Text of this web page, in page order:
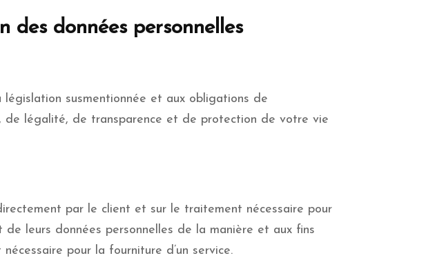
des données personnelles
susmentionnée et aux obligations de
de légalité, de transparence et de protection de votre vie
par le client et sur le traitement nécessaire pour
leurs données personnelles de la manière et aux fins
pour la fourniture d’un service.